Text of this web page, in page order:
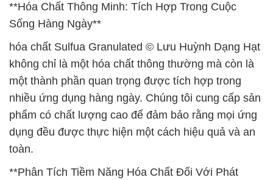
**Hóa Chất Thông Minh: Tích Hợp Trong Cuộc
Sống Hàng Ngày**
hóa chất Sulfua Granulated © Lưu Huỳnh Dạng Hạt
không chỉ là một hóa chất thông thường mà còn là
một thành phần quan trọng được tích hợp trong
nhiều ứng dụng hàng ngày. Chúng tôi cung cấp sản
phẩm có chất lượng cao để đảm bảo rằng mọi ứng
dụng đều được thực hiện một cách hiệu quả và an
toàn.
**Phân Tích Tiềm Năng Hóa Chất Đối Với Phát